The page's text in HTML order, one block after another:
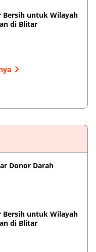
untuk Wilayah
di Blitar
Donor Darah
untuk Wilayah
di Blitar